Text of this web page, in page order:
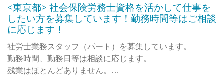
が本当に温かく、かつ仕事ができる方ばかりなので、自分
も早くこうなって安心して働ける環境をつくれる人間にな
りたい！と前向きに考えられるようになりました。
社会的に大きな意義があり、事務所内も働きやすい、これ
以上ない良い環境を経験できたのは、自分にとって大きな
<東京都> 社会保険労務士資格を活かして仕事を
したい方を募集しています！勤務時間等はご相談
に応じます！
社労士業務スタッフ（パート）を募集しています。
勤務時間、勤務日等は相談に応じます。
残業はほとんどありません。